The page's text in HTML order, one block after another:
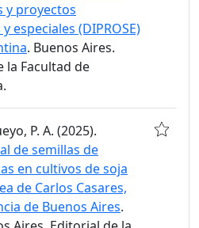
y proyectos
especiales (DIPROSE)
. Buenos Aires.
la Facultad de
P. A. (2025).
de semillas de
en cultivos de soja
de Carlos Casares,
de Buenos Aires.